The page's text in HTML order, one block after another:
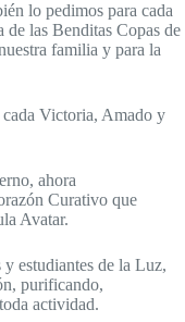
lo pedimos para cada
de las Benditas Copas de
familia y para la
Victoria, Amado y
ahora
Curativo que
Avatar.
estudiantes de la Luz,
purificando,
actividad.